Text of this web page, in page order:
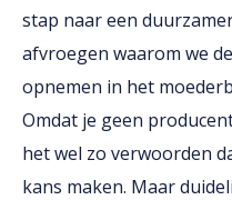
stap naar een
afvroegen waarom we
opnemen in het
Omdat je geen
het wel zo verwoorden
kans maken. Maar